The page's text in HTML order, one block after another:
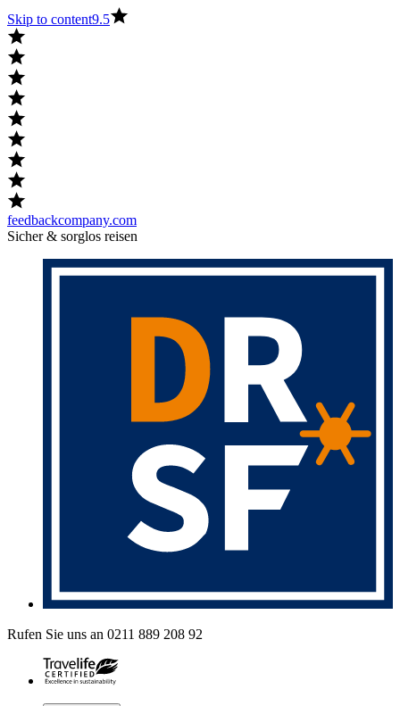
Skip to content9.5
feedbackcompany.com
Sicher & sorglos reisen
Rufen Sie uns an 0211 889 208 92